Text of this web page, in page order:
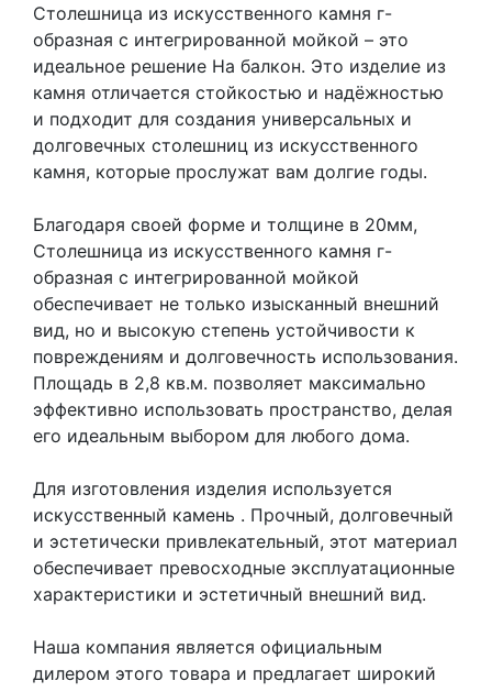
Столешница из искусственного камня г-
образная с интегрированной мойкой – это
идеальное решение На балкон. Это изделие из
камня отличается стойкостью и надёжностью
и подходит для создания универсальных и
долговечных столешниц из искусственного
камня, которые прослужат вам долгие годы.
Благодаря своей форме и толщине в 20мм,
Столешница из искусственного камня г-
образная с интегрированной мойкой
обеспечивает не только изысканный внешний
вид, но и высокую степень устойчивости к
повреждениям и долговечность использования.
Площадь в 2,8 кв.м. позволяет максимально
эффективно использовать пространство, делая
его идеальным выбором для любого дома.
Для изготовления изделия используется
искусственный камень . Прочный, долговечный
и эстетически привлекательный, этот материал
обеспечивает превосходные эксплуатационные
характеристики и эстетичный внешний вид.
Наша компания является официальным
дилером этого товара и предлагает широкий